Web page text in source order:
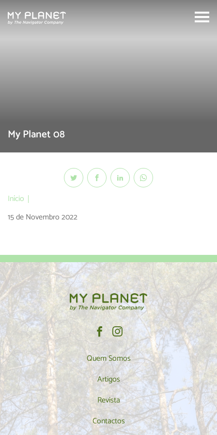
My Planet 08
Início
15 de Novembro 2022
Quem Somos
Artigos
Revista
Contactos